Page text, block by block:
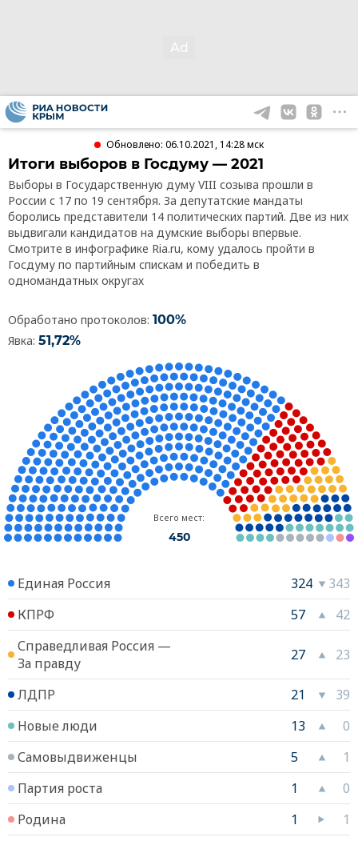
Обновлено: 06.10.2021, 14:28 мск
Итоги выборов в Госдуму — 2021
Выборы в Государственную думу VIII созыва прошли в
России с 17 по 19 сентября. За депутатские мандаты
боролись представители 14 поли­тических партий. Две из них
выдвигали кандидатов на думские выборы впервые.
Смотрите в инфографике Ria.ru, кому удалось пройти в
Госдуму по партийным спискам и победить в
одномандатных округах
Обработано протоколов: 100%
Явка: 51,72%
Всего мест:
450
Единая Россия 324
343
КПРФ
57
42
Справедливая Россия —
За правду
27 23
ЛДПР 21
39
Новые люди
13
0
Самовыдвиженцы
5
1
Партия роста
1
0
Родина
1
1